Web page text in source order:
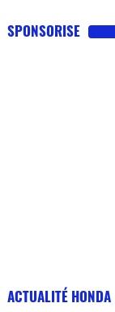
SPONSORISE
ACTUALITÉ HONDA